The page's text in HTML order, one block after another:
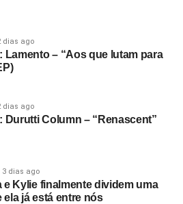
dias ago
Lamento – “Aos que lutam para
dias ago
Durutti Column – “Renascent”
3 dias ago
e Kylie finalmente dividem uma
ela já está entre nós